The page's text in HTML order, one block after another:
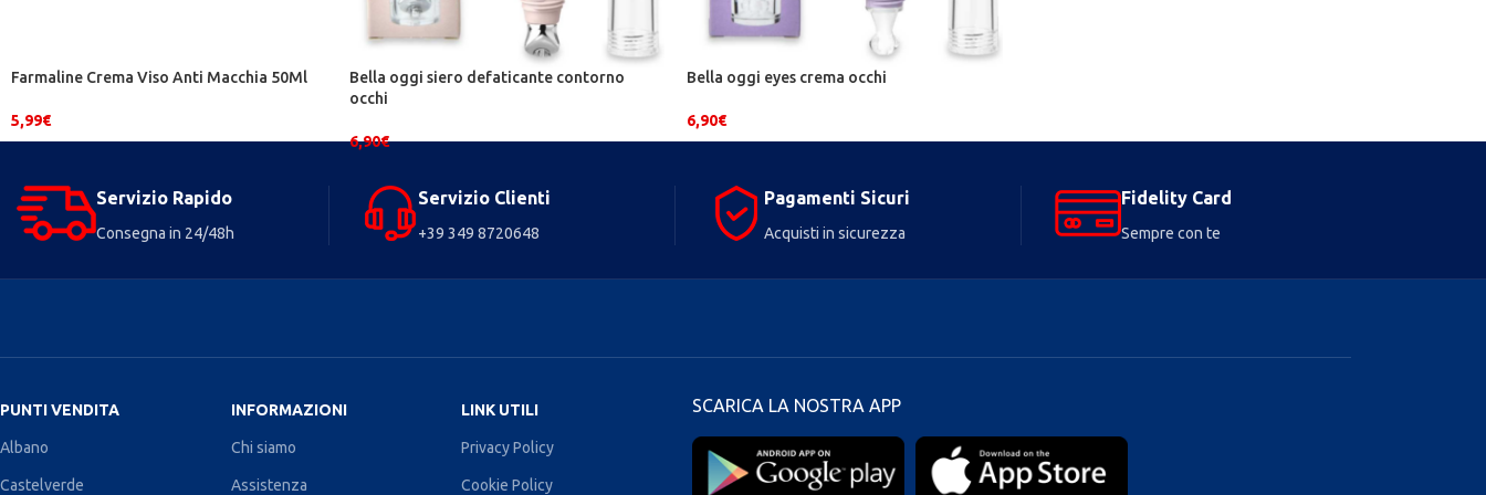
Farmaline Crema Viso Anti Macchia 50Ml
5,99€
Bella oggi siero defaticante contorno
occhi
6,90€
Bella oggi eyes crema occhi
6,90€
Servizio Rapido
Consegna in 24/48h
Servizio Clienti
+39 349 8720648
Pagamenti Sicuri
Acquisti in sicurezza
Fidelity Card
Sempre con te
PUNTI VENDITA
Albano
Castelverde
INFORMAZIONI
Chi siamo
Assistenza
LINK UTILI
Privacy Policy
Cookie Policy
SCARICA LA NOSTRA APP